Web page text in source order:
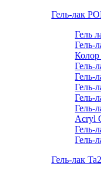
Гель-лак
Гель
Гель-
Колор
Гель-
Гель-
Гель-
Гель-
Гель-
Acryl
Гель-
Гель-
Гель-лак Ta2